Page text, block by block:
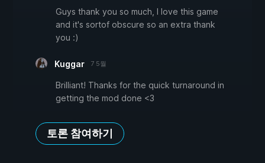
Guys thank you so much, I love this game
and it's sortof obscure so an extra thank
you :)
Kuggar 7 5월
Brilliant! Thanks for the quick turnaround in
getting the mod done <3
토론 참여하기